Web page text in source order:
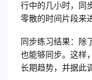
行中的几小时，同
零散的时间片段来
同步练习结果：除
也能够同步。这样
长期趋势，并据此